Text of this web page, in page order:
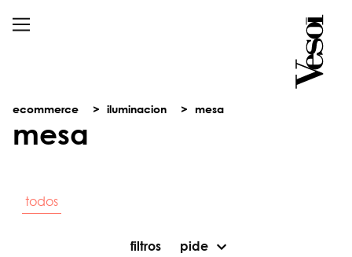
ecommerce iluminacion mesa
mesa
todos
filtros pide